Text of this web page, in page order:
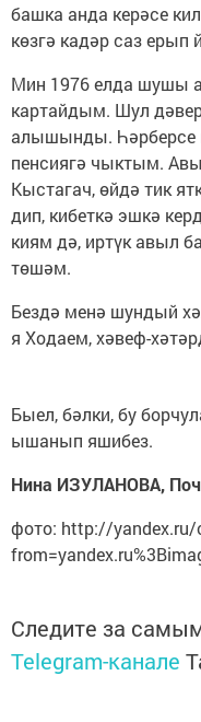
башка анда керәсе
көзгә кадәр саз ерып
Мин 1976 елда шушы
картайдым. Шул
алышынды. Һәрберсе
пенсиягә чыктым.
Кыстагач, өйдә тик
дип, кибеткә эшкә
киям дә, иртүк авыл
төшәм.
Бездә менә шундый
я Ходаем, хәвеф-
Быел, бәлки, бу
ышанып яшибез.
Нина ИЗУЛАНОВА,
фото: http://yandex.ru/
Следите за
Telegram-канале